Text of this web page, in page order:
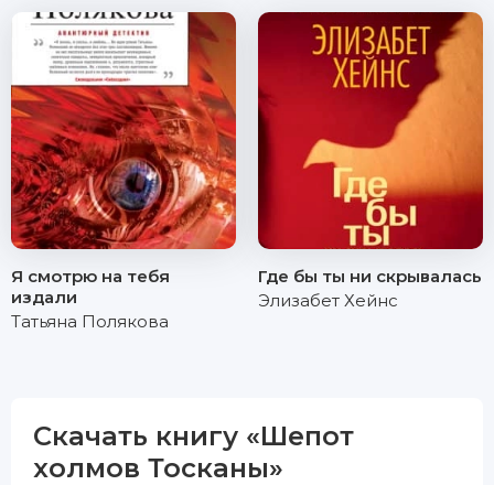
Я смотрю на тебя
издали
Татьяна Полякова
Где бы ты ни скрывалась
Элизабет Хейнс
Скачать книгу «Шепот
холмов Тосканы»